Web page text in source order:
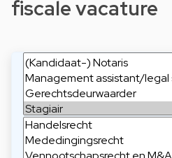
fiscale vacature